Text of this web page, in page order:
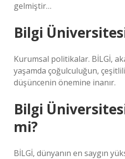
gelmiştir…
Bilgi
Kurumsal politikalar. BİLGİ,
yaşamda çoğulculuğun,
düşüncenin önemine inanır.
Bilgi
mi?
BİLGİ, dünyanın en saygın